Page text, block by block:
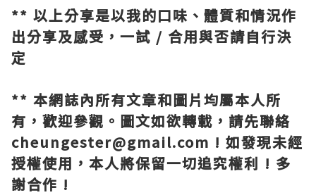
** 以上分享是以我的口味、體質和情況作
出分享及感受，一試 / 合用與否請自行決
定
** 本網誌內所有文章和圖片均屬本人所
有，歡迎參觀。圖文如欲轉載，請先聯絡
cheungester@gmail.com ! 如發現未經
授權使用，本人將保留一切追究權利 ! 多
謝合作 !